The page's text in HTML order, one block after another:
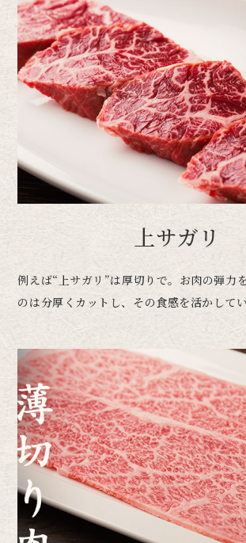
上サガリ
例えば“上サガリ”は厚切りで。お肉の弾力
のは分厚くカットし、その食感を活かしてい